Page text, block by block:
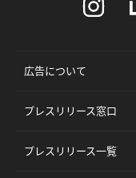
広告について
プレスリリース窓口
プレスリリース一覧